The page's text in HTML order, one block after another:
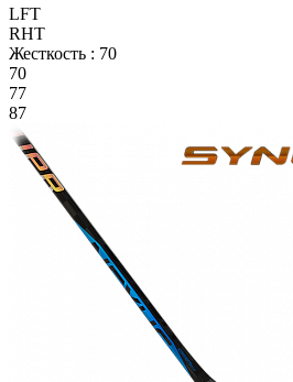
LFT
RHT
Жесткость : 70
70
77
87